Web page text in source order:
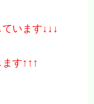
います↓↓↓
す↑↑↑